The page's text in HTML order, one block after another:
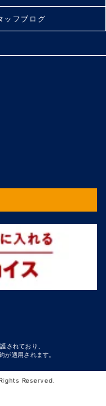
ッフブログ
されており、
が適用されます。
Reserved.